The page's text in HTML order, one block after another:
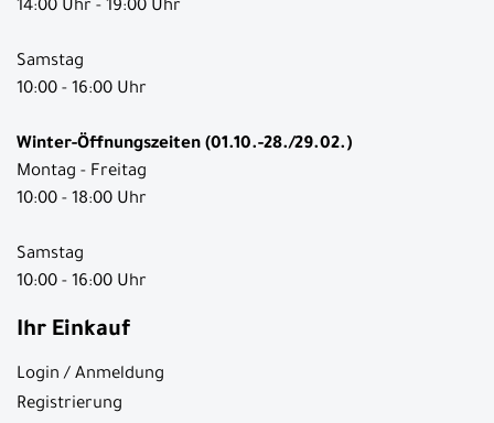
14:00 Uhr - 19:00 Uhr
Samstag
10:00 - 16:00 Uhr
Winter-Öffnungszeiten (01.10.-28./29.02.)
Montag - Freitag
10:00 - 18:00 Uhr
Samstag
10:00 - 16:00 Uhr
Ihr Einkauf
Login / Anmeldung
Registrierung